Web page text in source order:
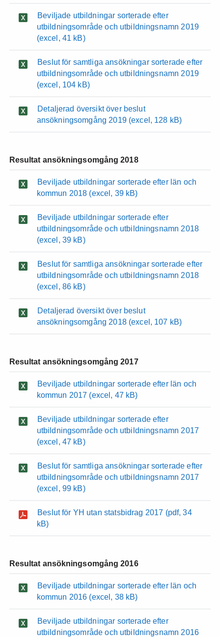
Beviljade utbildningar sorterade efter
utbildningsområde och utbildningsnamn 2019
(excel, 41 kB)
Beslut för samtliga ansökningar sorterade efter
utbildningsområde och utbildningsnamn 2019
(excel, 104 kB)
Detaljerad översikt över beslut
ansökningsomgång 2019 (excel, 128 kB)
Resultat ansökningsomgång 2018
Beviljade utbildningar sorterade efter län och
kommun 2018 (excel, 39 kB)
Beviljade utbildningar sorterade efter
utbildningsområde och utbildningsnamn 2018
(excel, 39 kB)
Beslut för samtliga ansökningar sorterade efter
utbildningsområde och utbildningsnamn 2018
(excel, 86 kB)
Detaljerad översikt över beslut
ansökningsomgång 2018 (excel, 107 kB)
Resultat ansökningsomgång 2017
Beviljade utbildningar sorterade efter län och
kommun 2017 (excel, 47 kB)
Beviljade utbildningar sorterade efter
utbildningsområde och utbildningsnamn 2017
(excel, 47 kB)
Beslut för samtliga ansökningar sorterade efter
utbildningsområde och utbildningsnamn 2017
(excel, 99 kB)
Beslut för YH utan statsbidrag 2017 (pdf, 34
kB)
Resultat ansökningsomgång 2016
Beviljade utbildningar sorterade efter län och
kommun 2016 (excel, 38 kB)
Beviljade utbildningar sorterade efter
utbildningsområde och utbildningsnamn 2016